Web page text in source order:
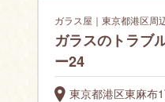
ガラス屋｜東京都港区周
ガラスのトラブ
ー24
東京都港区東麻布